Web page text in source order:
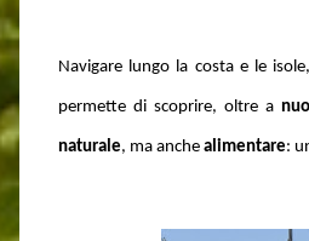
Navigare lungo la costa e le
permette di scoprire, oltre a
naturale, ma anche alimentare: